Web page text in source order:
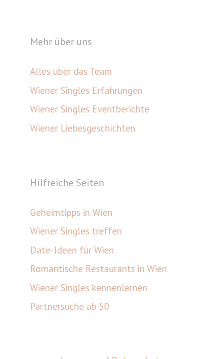
Mehr über uns
Alles über das Team
Wiener Singles Erfahrungen
Wiener Singles Eventberichte
Wiener Liebesgeschichten
Hilfreiche Seiten
Geheimtipps in Wien
Wiener Singles treffen
Date-Ideen für Wien
Romantische Restaurants in Wien
Wiener Singles kennenlernen
Partnersuche ab 50